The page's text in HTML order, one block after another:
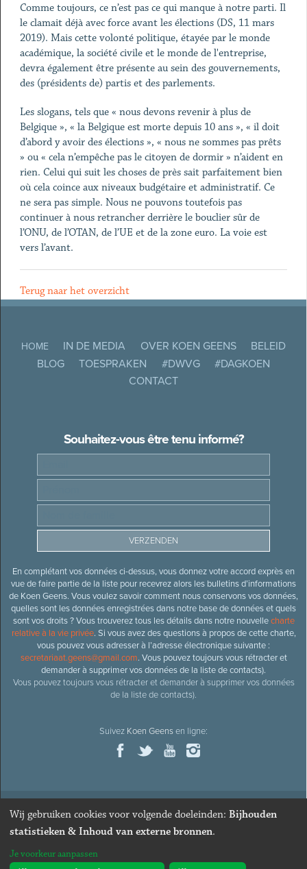
Comme toujours, ce n’est pas ce qui manque à notre parti. Il
le clamait déjà avec force avant les élections (DS, 11 mars
2019). Mais cette volonté politique, étayée par le monde
académique, la société civile et le monde de l'entreprise,
devra également être présente au sein des gouvernements,
des (présidents de) partis et des parlements.
Les slogans, tels que « nous devons revenir à plus de
Belgique », « la Belgique est morte depuis 10 ans », « il doit
d’abord y avoir des élections », « nous ne sommes pas prêts
» ou « cela n’empêche pas le citoyen de dormir » n’aident en
rien. Celui qui suit les choses de près sait parfaitement bien
où cela coince aux niveaux budgétaire et administratif. Ce
ne sera pas simple. Nous ne pouvons toutefois pas
continuer à nous retrancher derrière le bouclier sûr de
l’ONU, de l’OTAN, de l’UE et de la zone euro. La voie est
vers l’avant.
Terug naar het overzicht
HOME IN DE MEDIA OVER KOEN GEENS
BELEID
BLOG
TOESPRAKEN #DWVG
#DAGKOEN
CONTACT
Souhaitez-vous être tenu informé?
En complétant vos données ci-dessus, vous donnez votre accord exprès en
vue de faire partie de la liste pour recevrez alors les bulletins d’informations
de Koen Geens. Vous voulez savoir comment nous conservons vos données,
quelles sont les données enregistrées dans notre base de données et quels
sont vos droits ? Vous trouverez tous les détails dans notre nouvellecharte
relative à la vie privée. Si vous avez des questions à propos de cette charte,
vous pouvez vous adresser à l’adresse électronique suivante :
secretariaat.geens@gmail.com. Vous pouvez toujours vous rétracter et
demander à supprimer vos données de la liste de contacts).
Vous pouvez toujours vous rétracter et demander à supprimer vos données
de la liste de contacts).
Suivez Koen Geensen ligne:
© 2026Ancien ministre et député honoraire
Webdesign & développement par Zenjoy de Louvain
Wij gebruiken cookies voor volgende doeleinden: Bijhouden
statistieken & Inhoud van externe bronnen.
Je voorkeur aanpassen